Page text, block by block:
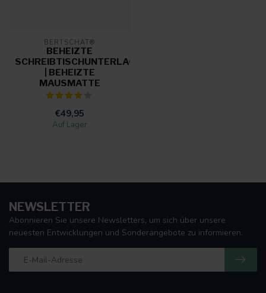
BERTSCHAT®
BEHEIZTE
SCHREIBTISCHUNTERLAGE
| BEHEIZTE
MAUSMATTE
€49,95
Auf Lager
NEWSLETTER
Abonnieren Sie unsere Newsletters, um sich über unsere
neuesten Entwicklungen und Sonderangebote zu informieren.